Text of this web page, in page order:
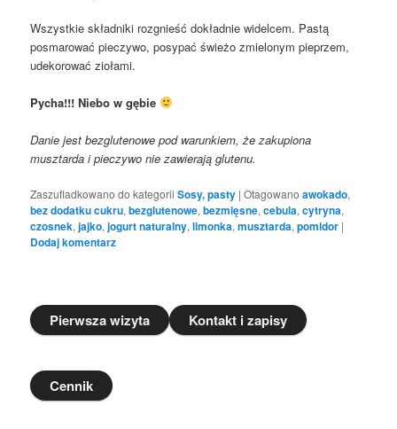
Wszystkie składniki rozgnieść dokładnie widelcem. Pastą
posmarować pieczywo, posypać świeżo zmielonym pieprzem,
udekorować ziołami.
Pycha!!! Niebo w gębie
Danie jest bezglutenowe pod warunkiem, że zakupiona
musztarda i pieczywo nie zawierają glutenu.
Zaszufladkowano do kategorii Sosy, pasty |Otagowano awokado,
bez dodatku cukru,bezglutenowe,bezmięsne,cebula,cytryna,
czosnek,jajko,jogurt naturalny,limonka,musztarda,pomidor |
Dodaj komentarz
Pierwsza wizyta Kontakt i zapisy
Cennik